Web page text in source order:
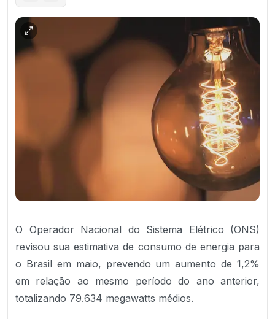
O Operador Nacional do Sistema Elétrico (ONS)
revisou sua estimativa de consumo de energia para
o Brasil em maio, prevendo um aumento de 1,2%
em relação ao mesmo período do ano anterior,
totalizando 79.634 megawatts médios.